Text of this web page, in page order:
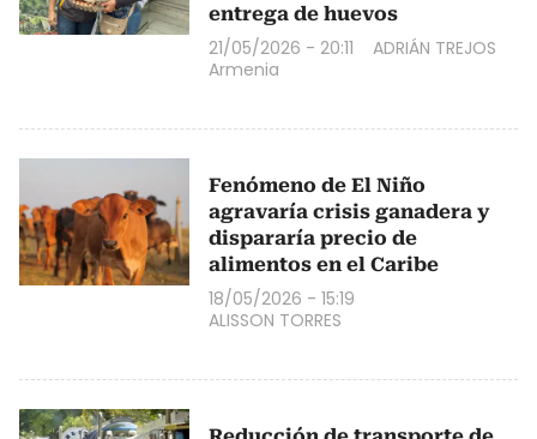
entrega de huevos
21/05/2026 - 20:11
ADRIÁN TREJOS
Armenia
Fenómeno de El Niño
agravaría crisis ganadera y
dispararía precio de
alimentos en el Caribe
18/05/2026 - 15:19
ALISSON TORRES